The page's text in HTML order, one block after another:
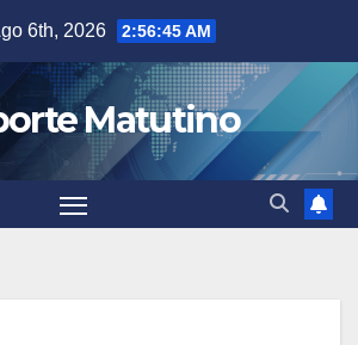
6th, 2026 2:56:46 AM
Matutino